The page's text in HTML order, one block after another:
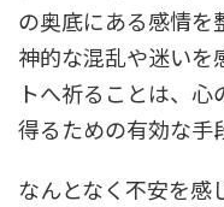
の奥底にある感情を
神的な混乱や迷いを
トへ祈ることは、
得るための有効な手
なんとなく不安を感